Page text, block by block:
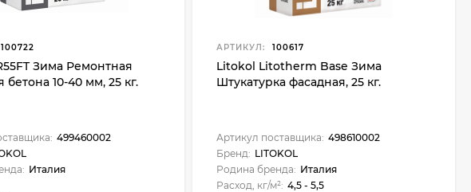
100722
Зима Ремонтная
бетона 10-40 мм, 25 кг.
499460002
Италия
АРТИКУЛ: 100617
Litokol Litotherm Base Зима
Штукатурка фасадная, 25 кг.
Артикул поставщика: 498610002
Бренд: LITOKOL
Родина бренда: Италия
Расход, кг/м²: 4,5 - 5,5